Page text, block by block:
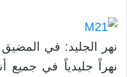
نهراً جليدياً في جميع